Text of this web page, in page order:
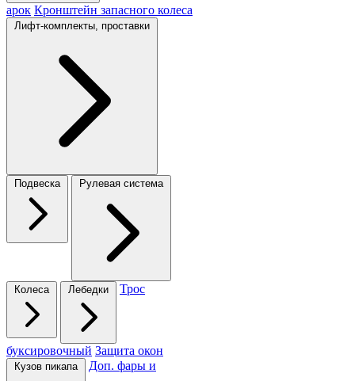
арок Кронштейн запасного колеса
Лифт-комплекты, проставки
Подвеска Рулевая система
Колеса Лебедки Трос
буксировочный Защита окон
Кузов пикапа Доп. фары и